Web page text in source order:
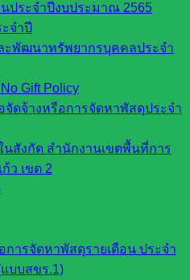
ประจำปีงบประมาณ 2565
จำปี
ะพัฒนาทรัพยากรบุคคลประจำ
Gift Policy
จัดจ้างหรือการจัดหาพัสดุประจำ
นสังกัด สำนักงานเขตพื้นที่การ
ว เขต 2
ารจัดหาพัสดุรายเดือน ประจำ
บบสขร.1)